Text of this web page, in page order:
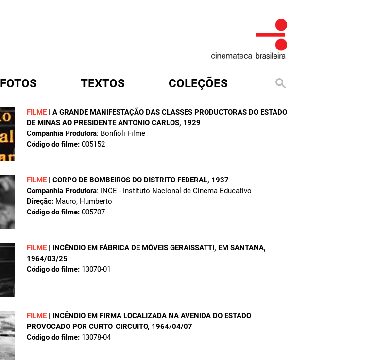
FOTOS TEXTOS COLEÇÕES
FILME | A GRANDE MANIFESTAÇÃO DAS CLASSES PRODUCTORAS DO ESTADO
DE MINAS AO PRESIDENTE ANTONIO CARLOS, 1929
Companhia Produtora: Bonfioli Filme
Código do filme: 005152
FILME | CORPO DE BOMBEIROS DO DISTRITO FEDERAL, 1937
Companhia Produtora: INCE - Instituto Nacional de Cinema Educativo
Direção: Mauro, Humberto
Código do filme: 005707
FILME | INCÊNDIO EM FÁBRICA DE MÓVEIS GERAISSATTI, EM SANTANA,
1964/03/25
Código do filme: 13070-01
FILME | INCÊNDIO EM FIRMA LOCALIZADA NA AVENIDA DO ESTADO
PROVOCADO POR CURTO-CIRCUITO, 1964/04/07
Código do filme: 13078-04